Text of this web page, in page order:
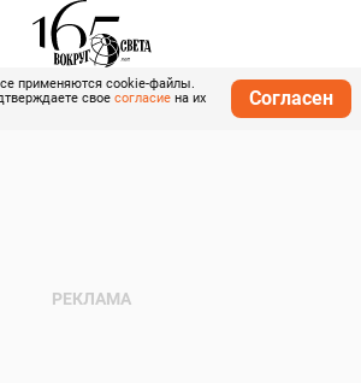
применяются cookie-файлы.
свое согласие на их
Согласен